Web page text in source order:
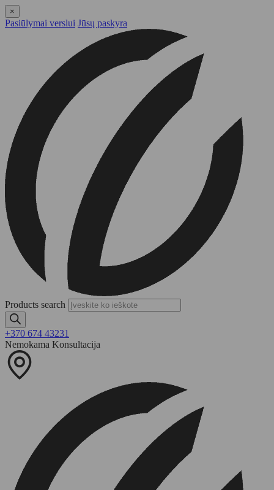
×
Pasiūlymai verslui Jūsų paskyra
Products search
+370 674 43231
Nemokama Konsultacija